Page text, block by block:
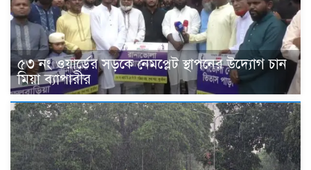
৫৩ নং ওয়ার্ডের সড়কে নেমপ্লেট স্থাপনের উদ্যোগ চান
মিয়া ব্যাপারীর